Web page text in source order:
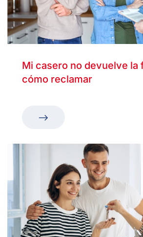
Mi casero no devuelve la
cómo reclamar